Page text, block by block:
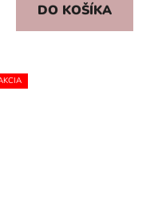
DO KOŠÍKA